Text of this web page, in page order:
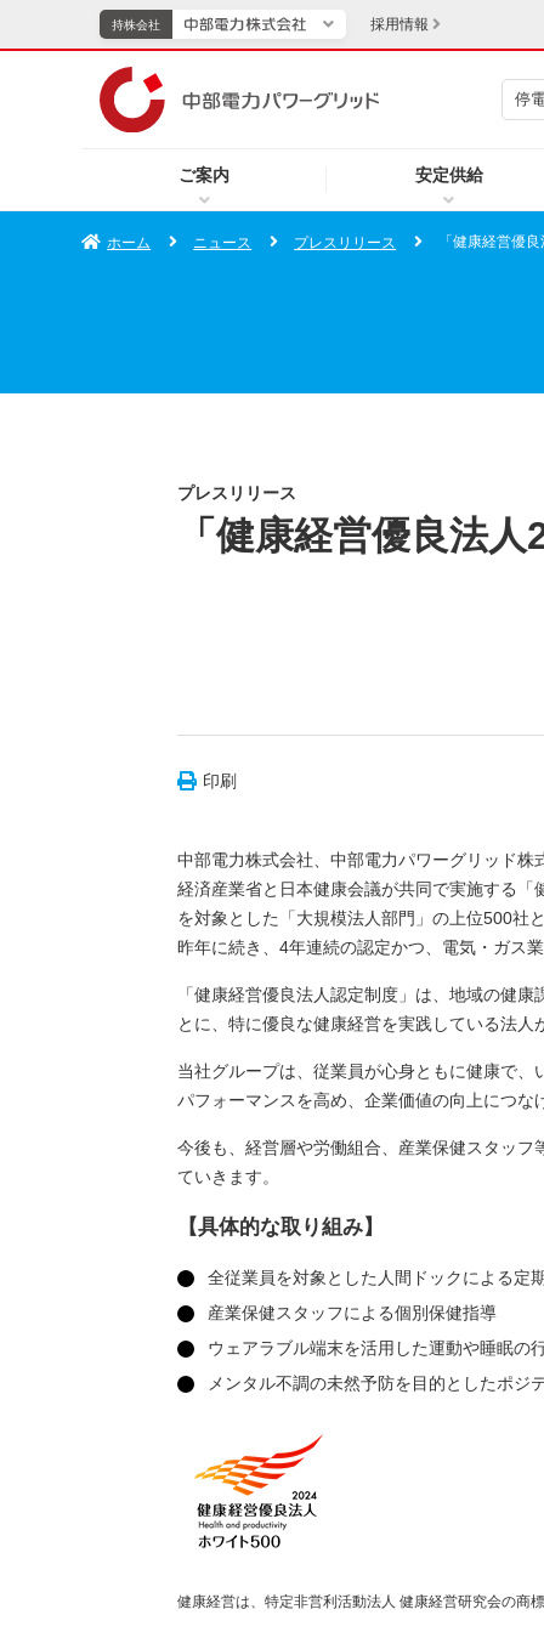
ご案内 安定供給
停
持株会社
持株会社
TOPページへ エネル
採用情報
ホーム ニュース プレスリリース 「健康経営優
プレスリリース
「健康経営優良法
印刷
中部電力株式会社、中部電力パワーグリッド
経済産業省と日本健康会議が共同で実施する
を対象とした「大規模法人部門」の上位500社
昨年に続き、4年連続の認定かつ、電気・ガス
「健康経営優良法人認定制度」は、地域の健
とに、特に優良な健康経営を実践している法人
当社グループは、従業員が心身ともに健康で
パフォーマンスを高め、企業価値の向上につ
今後も、経営層や労働組合、産業保健スタッ
ていきます。
【具体的な取り組み】
全従業員を対象とした人間ドックによる定
産業保健スタッフによる個別保健指導
ウェアラブル端末を活用した運動や睡眠の
メンタル不調の未然予防を目的としたポジ
健康経営は、特定非営利活動法人 健康経営研究会の商